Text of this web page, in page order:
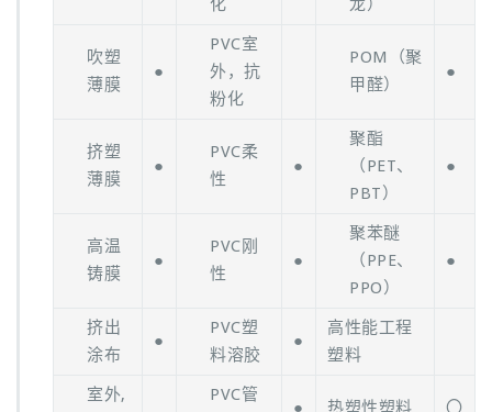
化
龙）
吹塑
薄膜
●
PVC室
外，抗
粉化
POM（聚
甲醛）
●
挤塑
薄膜
●
PVC柔
性
●
聚酯
（PET、
PBT）
●
高温
铸膜
●
PVC刚
性
●
聚苯醚
（PPE、
PPO）
●
挤出
涂布
●
PVC塑
料溶胶
●
高性能工程
塑料
室外,
PVC管
● 热塑性塑料 〇